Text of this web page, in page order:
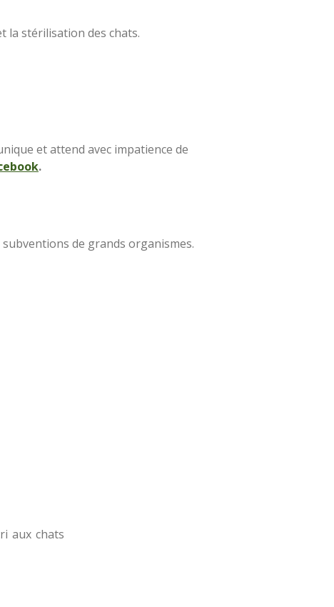
la stérilisation des chats.
et attend avec impatience de
.
de grands organismes.
aux chats